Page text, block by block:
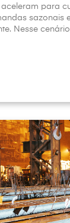
para
sazonais
Nesse